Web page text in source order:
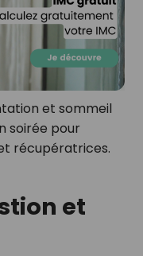
et sommeil
soirée pour
récupératrices.
et